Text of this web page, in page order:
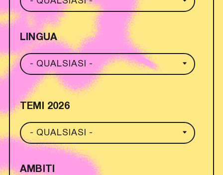
LINGUA
TEMI 2026
AMBITI